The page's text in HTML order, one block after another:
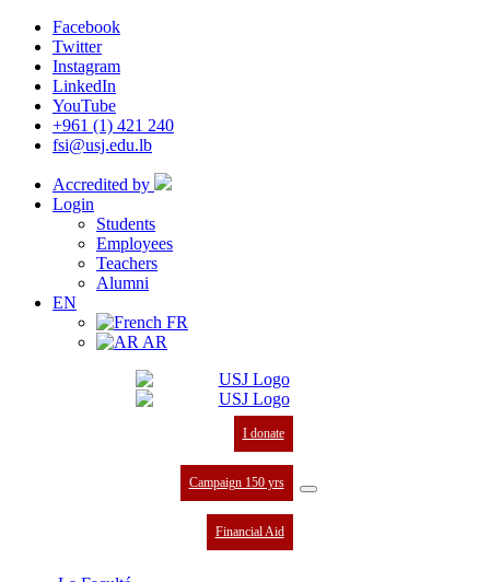
Facebook
Twitter
Instagram
LinkedIn
YouTube
+961 (1) 421 240
fsi@usj.edu.lb
Accredited by
Login
Students
Employees
Teachers
Alumni
EN
FR
AR
I donate
Campaign 150 yrs
Financial Aid